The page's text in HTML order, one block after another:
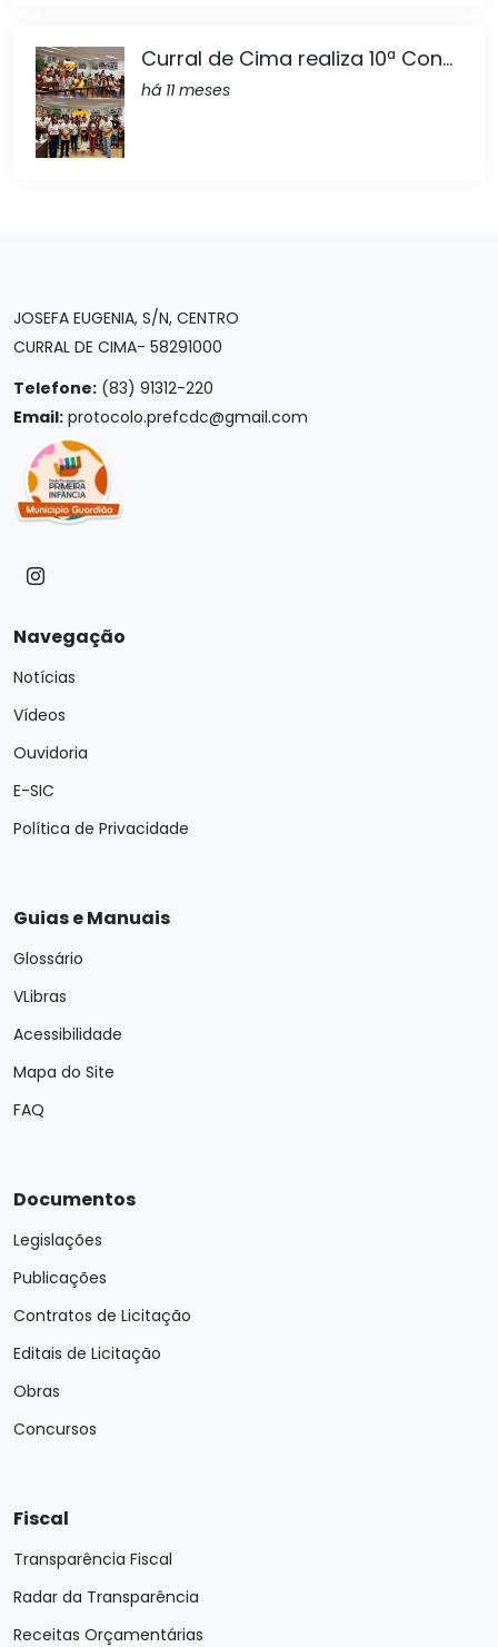
Curral de Cima realiza 10ª Con...
há 11 meses
JOSEFA EUGENIA, S/N, CENTRO
CURRAL DE CIMA- 58291000
Telefone: (83) 91312-220
Email: protocolo.prefcdc@gmail.com
Navegação
Notícias
Vídeos
Ouvidoria
E-SIC
Política de Privacidade
Guias e Manuais
Glossário
VLibras
Acessibilidade
Mapa do Site
FAQ
Documentos
Legislações
Publicações
Contratos de Licitação
Editais de Licitação
Obras
Concursos
Fiscal
Transparência Fiscal
Radar da Transparência
Receitas Orçamentárias